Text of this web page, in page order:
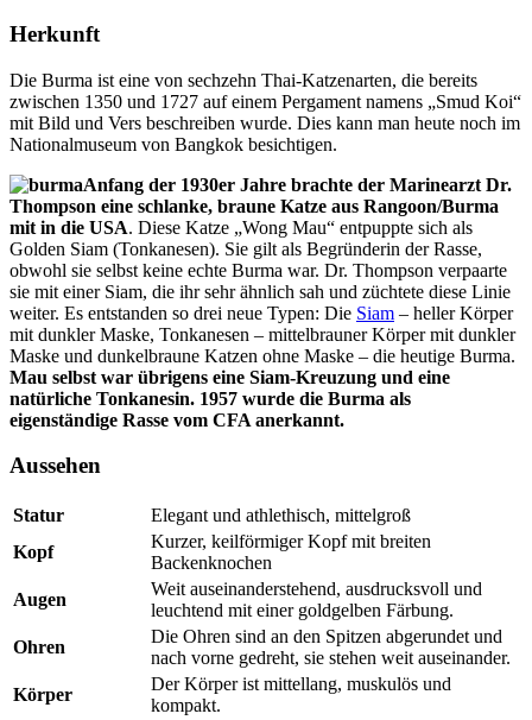
Herkunft
Die Burma ist eine von sechzehn Thai-Katzenarten, die bereits
zwischen 1350 und 1727 auf einem Pergament namens „Smud Koi“
mit Bild und Vers beschreiben wurde. Dies kann man heute noch im
Nationalmuseum von Bangkok besichtigen.
Anfang der 1930er Jahre brachte der Marinearzt Dr.
Thompson eine schlanke, braune Katze aus Rangoon/Burma
mit in die USA. Diese Katze „Wong Mau“ entpuppte sich als
Golden Siam (Tonkanesen). Sie gilt als Begründerin der Rasse,
obwohl sie selbst keine echte Burma war. Dr. Thompson verpaarte
sie mit einer Siam, die ihr sehr ähnlich sah und züchtete diese Linie
weiter. Es entstanden so drei neue Typen: Die Siam – heller Körper
mit dunkler Maske, Tonkanesen – mittelbrauner Körper mit dunkler
Maske und dunkelbraune Katzen ohne Maske – die heutige Burma.
Mau selbst war übrigens eine Siam-Kreuzung und eine
natürliche Tonkanesin. 1957 wurde die Burma als
eigenständige Rasse vom CFA anerkannt.
Aussehen
Statur
Elegant und athlethisch, mittelgroß
Kopf
Kurzer, keilförmiger Kopf mit breiten
Backenknochen
Augen
Weit auseinanderstehend, ausdrucksvoll und
leuchtend mit einer goldgelben Färbung.
Ohren
Die Ohren sind an den Spitzen abgerundet und
nach vorne gedreht, sie stehen weit auseinander.
Körper
Der Körper ist mittellang, muskulös und
kompakt.